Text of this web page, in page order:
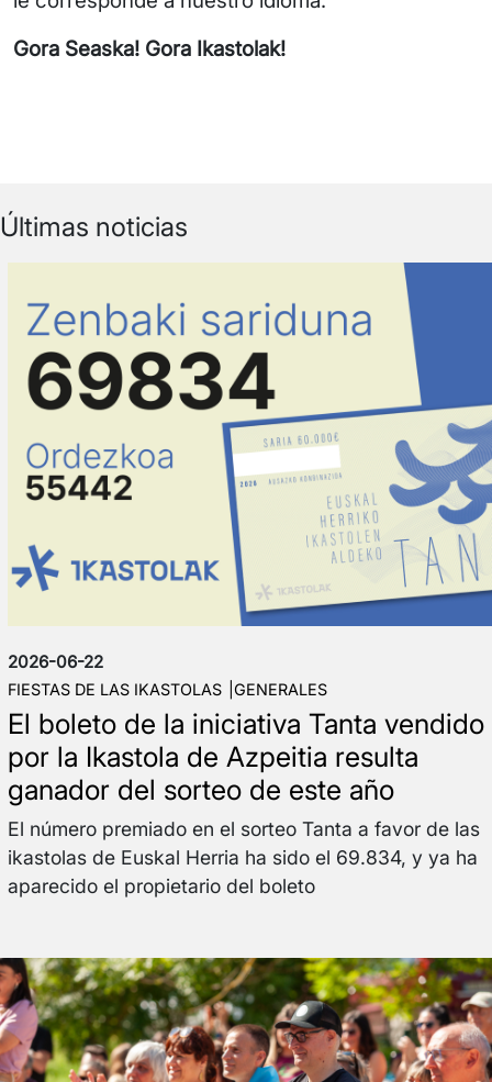
Gora Seaska! Gora Ikastolak!
Últimas noticias
2026-06-22
FIESTAS DE LAS IKASTOLAS GENERALES
El boleto de la iniciativa Tanta vendido
por la Ikastola de Azpeitia resulta
ganador del sorteo de este año
El número premiado en el sorteo Tanta a favor de las
ikastolas de Euskal Herria ha sido el 69.834, y ya ha
aparecido el propietario del boleto
Irudia